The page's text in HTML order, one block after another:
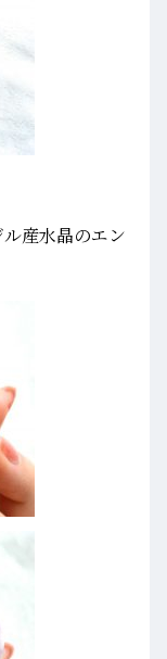
産水晶のエン